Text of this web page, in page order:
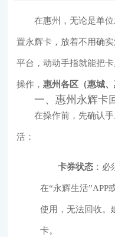
在惠州，无论是单
置永辉卡，放着不用确
平台，动动手指就能把
操作，惠州各区（惠城
一、惠州永辉卡
在操作前，先确认
活：
卡券状态 ：必
在“永辉生活”APP
使用，无法回收。
卡。